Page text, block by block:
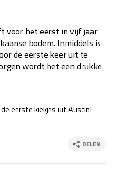
zo 21:00 - 23:00
za 19:00 - 20:00
zo 18:00 - 20:00
2026 20 - 22 nov
za 05:00 - 06:00
04 - 06 dec
voor het eerst in vijf jaar
bodem. Inmiddels is
de eerste keer uit te
wordt het een drukke
eerste kiekjes uit Austin!
DELEN